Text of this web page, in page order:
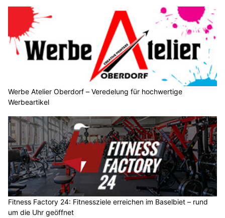
Werbe Atelier Oberdorf – Veredelung für hochwertige
Werbeartikel
Fitness Factory 24: Fitnessziele erreichen im Baselbiet – rund
um die Uhr geöffnet